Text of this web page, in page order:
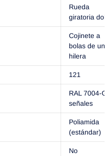
Rueda
giratoria
Cojinete a
bolas de
hilera
121
RAL 7004-
señales
Poliamida
(estándar)
No